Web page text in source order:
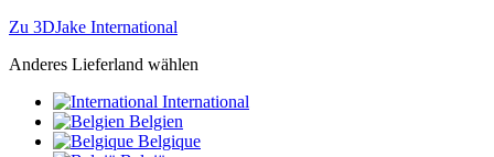
Zu 3DJake International
Anderes Lieferland wählen
International
Belgien
Belgique